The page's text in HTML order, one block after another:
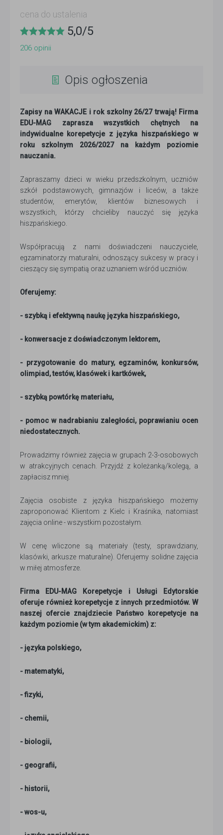
cena do ustalenia
5,0/5
206 opinii
Opis ogłoszenia
Zapisy na WAKACJE i rok szkolny 26/27 trwają! Firma
EDU-MAG zaprasza wszystkich chętnych na
indywidualne korepetycje z języka hiszpańskiego w
roku szkolnym 2026/2027 na każdym poziomie
nauczania.
Zapraszamy dzieci w wieku przedszkolnym, uczniów
szkół podstawowych, gimnazjów i liceów, a także
studentów, emerytów, klientów biznesowych i
wszystkich, którzy chcieliby nauczyć się języka
hiszpańskiego.
Współpracują z nami doświadczeni nauczyciele,
egzaminatorzy maturalni, odnoszący sukcesy w pracy i
cieszący się sympatią oraz uznaniem wśród uczniów.
Oferujemy:
- szybką i efektywną naukę języka hiszpańskiego,
- konwersacje z doświadczonym lektorem,
- przygotowanie do matury, egzaminów, konkursów,
olimpiad, testów, klasówek i kartkówek,
- szybką powtórkę materiału,
- pomoc w nadrabianiu zaległości, poprawianiu ocen
niedostatecznych.
Prowadzimy również zajęcia w grupach 2-3-osobowych
w atrakcyjnych cenach. Przyjdź z koleżanką/kolegą, a
zapłacisz mniej.
Zajęcia osobiste z języka hiszpańskiego możemy
zaproponować Klientom z Kielc i Kraśnika, natomiast
zajęcia online - wszystkim pozostałym.
W cenę wliczone są materiały (testy, sprawdziany,
klasówki, arkusze maturalne). Oferujemy solidne zajęcia
w miłej atmosferze.
Firma EDU-MAG Korepetycje i Usługi Edytorskie
oferuje również korepetycje z innych przedmiotów. W
naszej ofercie znajdziecie Państwo korepetycje na
każdym poziomie (w tym akademickim) z:
- języka polskiego,
- matematyki,
- fizyki,
- chemii,
- biologii,
- geografii,
- historii,
- wos-u,